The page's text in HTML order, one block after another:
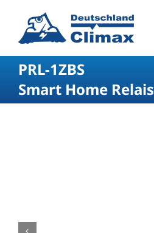
PRL-1ZBS
Smart Home Relais